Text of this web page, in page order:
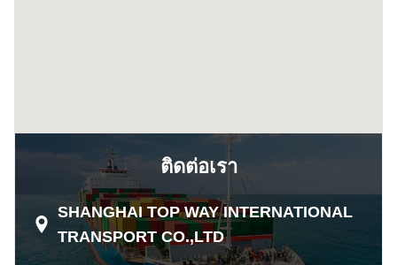
ติดต่อเรา
SHANGHAI TOP WAY INTERNATIONAL
TRANSPORT CO.,LTD